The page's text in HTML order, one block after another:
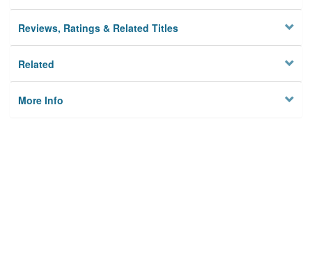
Reviews, Ratings & Related Titles
Related
More Info